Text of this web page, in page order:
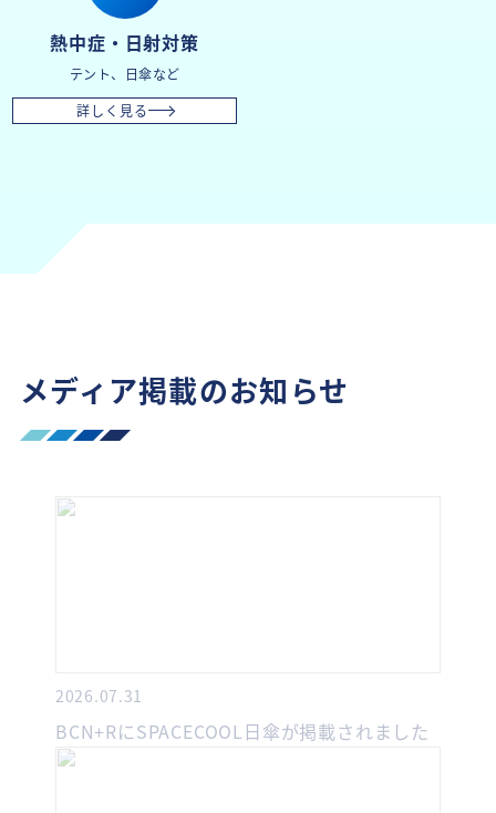
熱中症・日射対策
テント、日傘など
詳しく見る
メディア掲載のお知らせ
2026.07.31
BCN+RにSPACECOOL日傘が掲載されました